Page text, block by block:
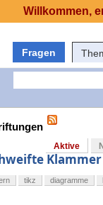
Fragen
Aktive
tikz diagramme
Willkommen,